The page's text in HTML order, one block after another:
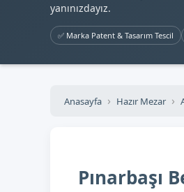
yanınızdayız.
✅ Marka Patent & Tasarım Tescil
Anasayfa Hazır Mezar
Pınarbaşı